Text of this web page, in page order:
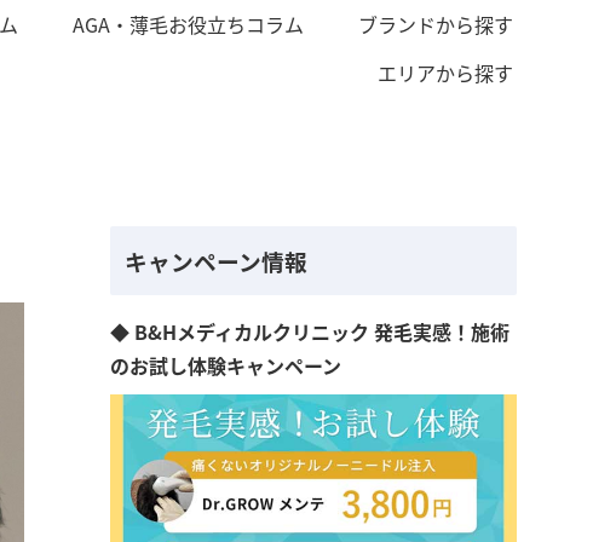
AGA・薄毛お役立ちコラム
ブランドから探す
エリアから探す
キャンペーン情報
◆ B&Hメディカルクリニック 発毛実感！施術
のお試し体験キャンペーン